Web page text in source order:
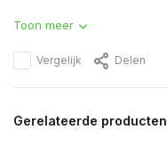
Toon meer
Vergelijk Delen
Gerelateerde producten